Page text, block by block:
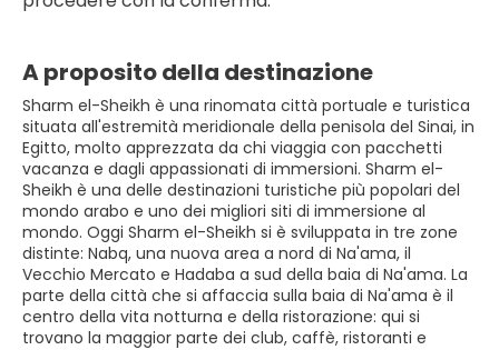
A proposito della destinazione
Sharm el-Sheikh è una rinomata città portuale e turistica
situata all'estremità meridionale della penisola del Sinai, in
Egitto, molto apprezzata da chi viaggia con pacchetti
vacanza e dagli appassionati di immersioni. Sharm el-
Sheikh è una delle destinazioni turistiche più popolari del
mondo arabo e uno dei migliori siti di immersione al
mondo. Oggi Sharm el-Sheikh si è sviluppata in tre zone
distinte: Nabq, una nuova area a nord di Na'ama, il
Vecchio Mercato e Hadaba a sud della baia di Na'ama. La
parte della città che si affaccia sulla baia di Na'ama è il
centro della vita notturna e della ristorazione: qui si
trovano la maggior parte dei club, caffè, ristoranti e